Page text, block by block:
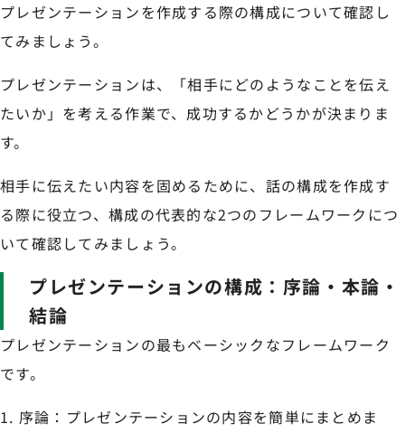
プレゼンテーションを作成する際の構成について確認し
てみましょう。
プレゼンテーションは、「相手にどのようなことを伝え
たいか」を考える作業で、成功するかどうかが決まりま
す。
相手に伝えたい内容を固めるために、話の構成を作成す
る際に役立つ、構成の代表的な2つのフレームワークにつ
いて確認してみましょう。
プレゼンテーションの構成：序論・本論・
結論
プレゼンテーションの最もベーシックなフレームワーク
です。
序論：プレゼンテーションの内容を簡単にまとめま